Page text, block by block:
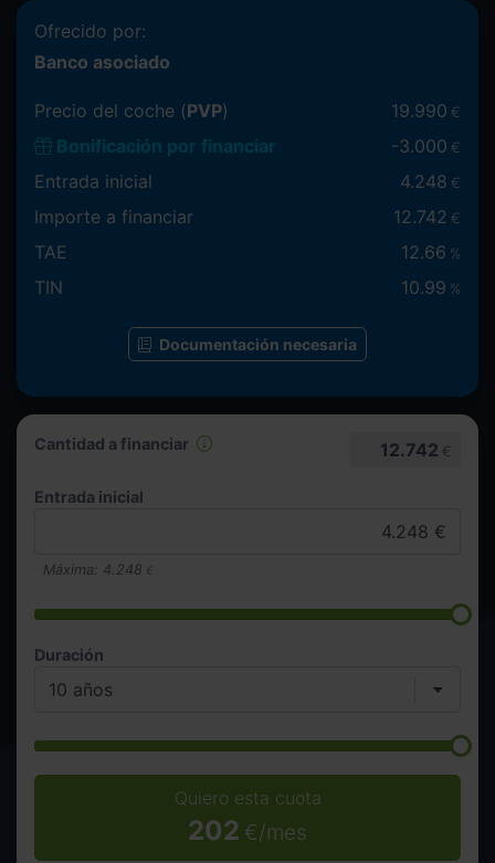
Cantidad a financiar 12.742 €
Entrada inicial
Máxima: 4.248 €
Duración
Quiero esta cuota
202 €/mes
Ofrecido por:
Banco asociado
Precio del coche (PVP) 19.990 €
Bonificación por financiar -3.000 €
Entrada inicial 4.248 €
Importe a financiar 12.742 €
TAE 12.66 %
TIN 10.99 %
Documentación necesaria